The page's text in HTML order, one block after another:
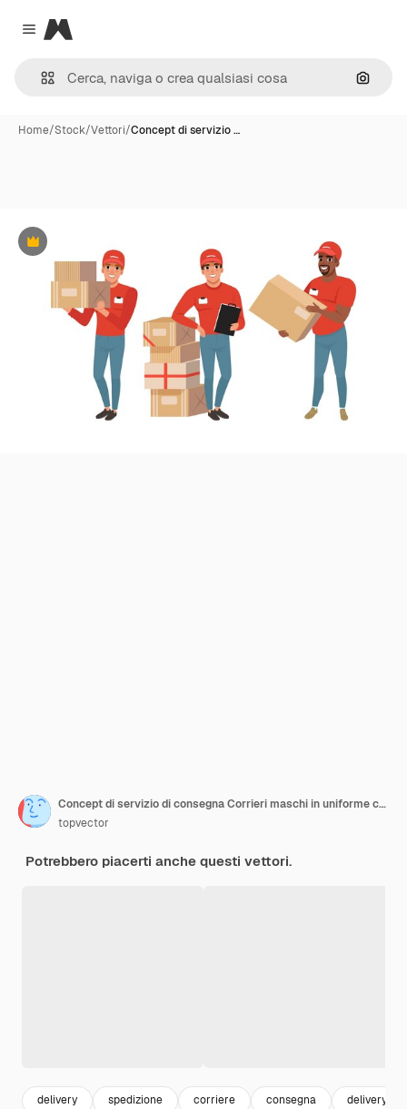
Close menu
Magnific
Cerca
Home/Stock/Vettori/Concept di servizio …
Premium
Concept di servizio di consegna Corrieri maschi in uniforme che trasportano scatole e consegnano pacchi Set Illustrazione vettoriale di cartoni animati
topvector
Potrebbero piacerti anche questi vettori.
delivery spedizione corriere consegna delivery